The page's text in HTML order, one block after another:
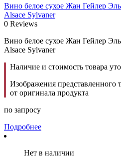
Вино белое сухое Жан Гейлер
Alsace Sylvaner
0 Reviews
Вино белое сухое Жан Гейлер
Alsace Sylvaner
Наличие и стоимость товара
Изображения представленного
от оригинала продукта
по запросу
Подробнее
Нет в наличии